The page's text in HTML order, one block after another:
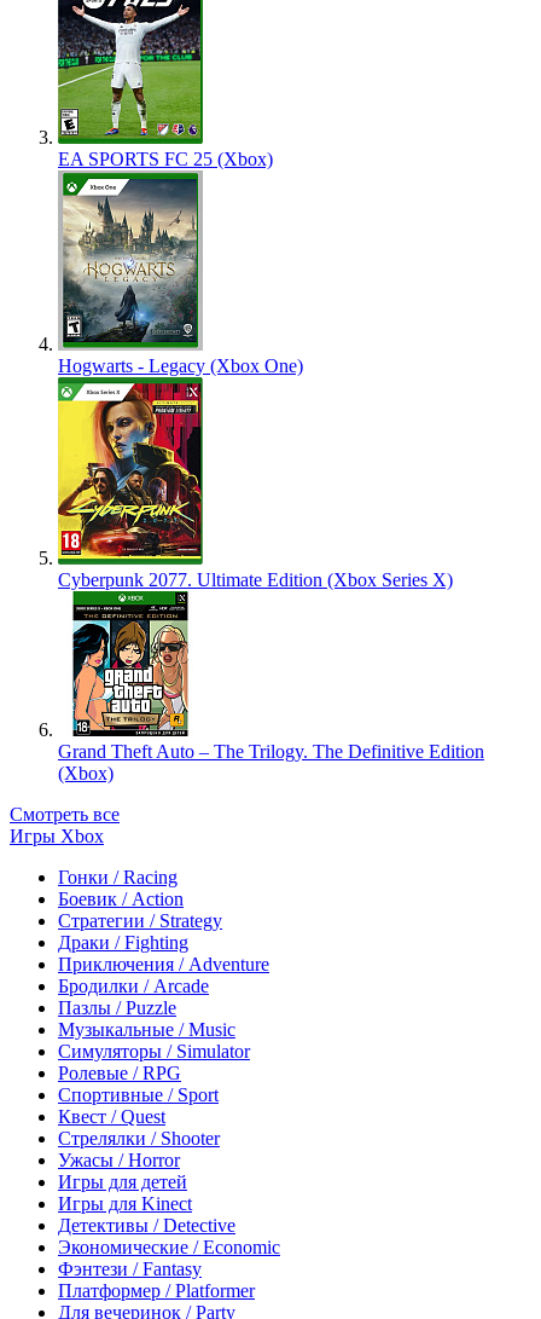
EA SPORTS FC 25 (Xbox)
Hogwarts - Legacy (Xbox One)
Cyberpunk 2077. Ultimate Edition (Xbox Series X)
Grand Theft Auto – The Trilogy. The Definitive Edition
(Xbox)
Смотреть все
Игры Xbox
Гонки / Racing
Боевик / Action
Стратегии / Strategy
Драки / Fighting
Приключения / Adventure
Бродилки / Arcade
Пазлы / Puzzle
Музыкальные / Music
Симуляторы / Simulator
Ролевые / RPG
Спортивные / Sport
Квест / Quest
Стрелялки / Shooter
Ужасы / Horror
Игры для детей
Игры для Kinect
Детективы / Detective
Экономические / Economic
Фэнтези / Fantasy
Платформер / Platformer
Для вечеринок / Party